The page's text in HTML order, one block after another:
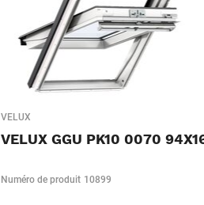
VELUX
VELUX GGU PK10 0070
Numéro de produit 10899